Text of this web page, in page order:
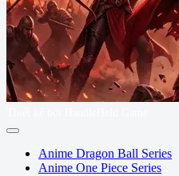
Anime Dragon Ball Series
Anime One Piece Series